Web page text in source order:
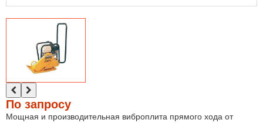
По запросу
Мощная и производительная виброплита прямого хода от